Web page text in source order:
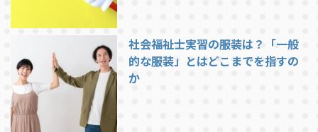
社会福祉士実習の服装は？「一般
的な服装」とはどこまでを指すの
か